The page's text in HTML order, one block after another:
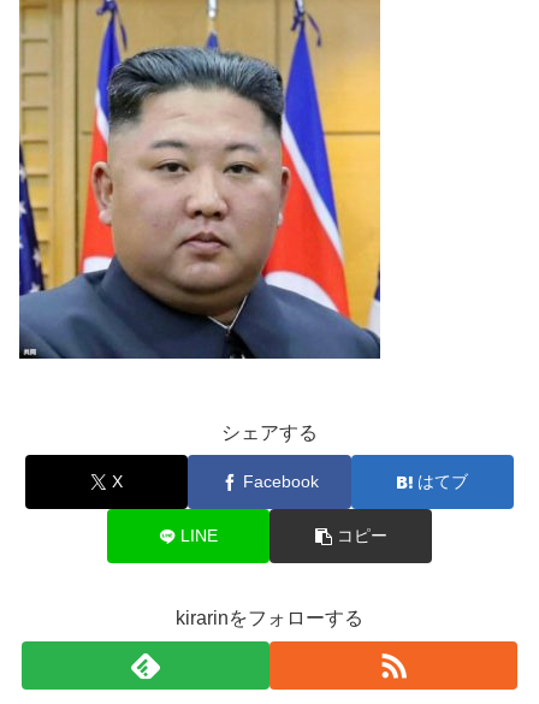
シェアする
X Facebook はてブ
LINE コピー
kirarinをフォローする